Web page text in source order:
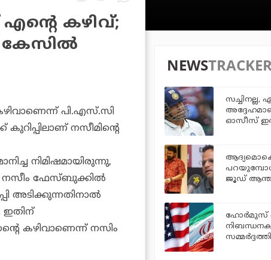
കഴിവ്;
കേസില്‍
പി.എസ്.സി
നസീമിന്റെ
നിമിഷമായിരുന്നു,
നസീം ഫേസ്ബുക്കില്‍
അടിക്കുന്നതിനാല്‍
ഇതിന്
കഴിവാണെന്ന് നസിം
NEWS
സച്ചിനല്ല,
ഓസീസ്
ജൂഡ്
ഹോര്‍മുസ്